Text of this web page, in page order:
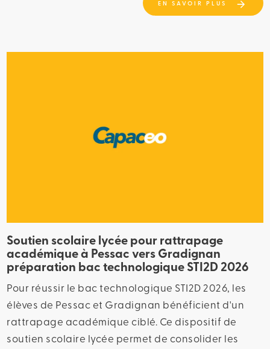
EN SAVOIR PLUS
Soutien scolaire lycée pour rattrapage
académique à Pessac vers Gradignan
préparation bac technologique STI2D 2026
Pour réussir le bac technologique STI2D 2026, les
élèves de Pessac et Gradignan bénéficient d'un
rattrapage académique ciblé. Ce dispositif de
soutien scolaire lycée permet de consolider les